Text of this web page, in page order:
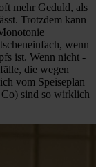
mehr Geduld, als
Trotzdem kann
wenn
ist. Wenn nicht -
die wegen
vom Speiseplan
sind so wirklich